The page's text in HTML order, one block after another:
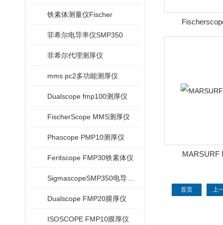
铁素体测量仪Fischer
菲希尔电导率仪SMP350
菲希尔代理测厚仪
mms pc2多功能测厚仪
Dualscope fmp100测厚仪
FischerScope MMS测厚仪
Phascope PMP10测厚仪
Feritscope FMP30铁素体仪
Dualscope FMP20膜厚仪
ISOSCOPE FMP10膜厚仪
MARSURF
首页 上